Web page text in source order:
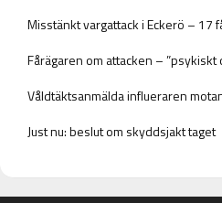
Misstänkt vargattack i Eckerö – 17
Fårägaren om attacken –
Våldtäktsanmälda influeraren
Just nu: beslut om skyddsjakt taget